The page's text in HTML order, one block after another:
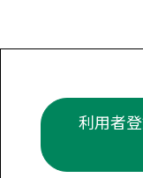
利用者